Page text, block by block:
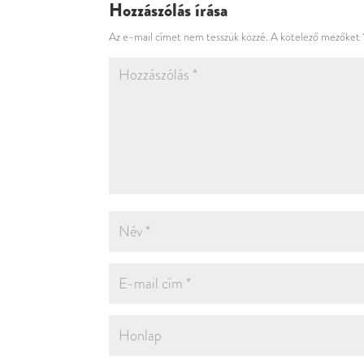
Hozzászólás írása
Az e-mail címet nem tesszük közzé. A kötelező mezőket